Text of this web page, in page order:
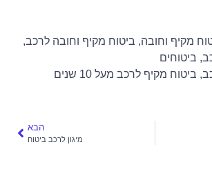
מקיף וחובה, ביטוח מקיף וחובה לרכב,
, ביטוחים
, ביטוח מקיף לרכב מעל 10 שנים
הבא
מיגון לרכב ביטוח